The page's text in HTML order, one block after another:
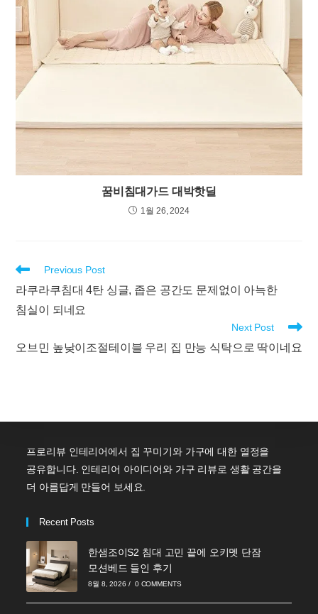
꿈비침대가드 대박핫딜
1월 26, 2024
Read
articles
Previous Post
라쿠라쿠침대 4탄 싱글, 좁은 공간도 문제없이 아늑한
침실이 되네요
Next Post
오브민 높낮이조절테이블 우리 집 만능 식탁으로 딱이네요
프로리뷰 인테리어에서 집 꾸미기와 가구에 대한 열정을
공유합니다. 인테리어 아이디어와 가구 리뷰로 생활 공간을
더 아름답게 만들어 보세요.
Recent Posts
한샘조이S2 침대 고민 끝에 오키멧 단잠
모션베드 들인 후기
8월 8, 2026 / 0 COMMENTS